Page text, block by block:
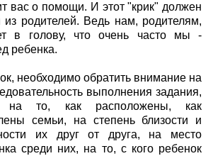
вас о помощи. И этот "крик" должен
родителей. Ведь нам, родителям,
в голову, что очень часто мы -
ребенка.
необходимо обратить внимание на
выполнения задания,
на то, как расположены, как
семьи, на степень близости и
их друг от друга, на место
среди них, на то, с кого ребенок